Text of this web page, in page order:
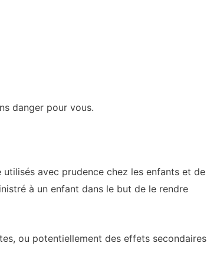
danger pour vous.
avec prudence chez les enfants et de
à un enfant dans le but de le rendre
ou potentiellement des effets secondaires